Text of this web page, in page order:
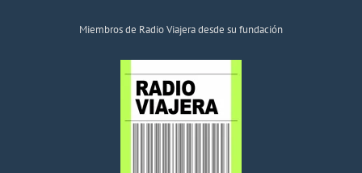
Miembros de Radio Viajera desde su fundación